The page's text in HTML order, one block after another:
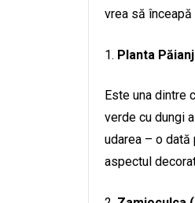
vrea să înceapă
Planta
Este una dintre
verde cu dungi
udarea – o
aspectul